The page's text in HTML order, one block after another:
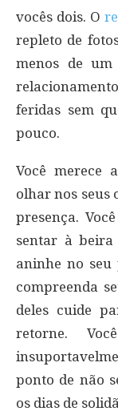
vocês dois. O
repleto de
menos de
feridas sem
pouco.
Você merece
olhar nos seus
presença.
sentar à
aninhe no seu
compreenda
deles cuide
retorne.
ponto de não
os dias de